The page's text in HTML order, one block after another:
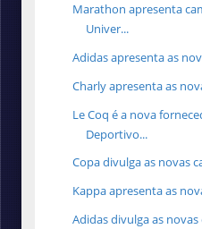
Marathon apresenta
Univer...
Adidas apresenta as
Charly apresenta as
Le Coq é a nova
Deportivo...
Copa divulga as novas
Kappa apresenta as
Adidas divulga as